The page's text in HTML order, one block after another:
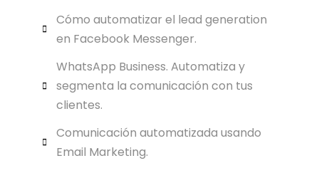
Cómo automatizar el lead generation
en Facebook Messenger.
WhatsApp Business. Automatiza y
segmenta la comunicación con tus
clientes.
Comunicación automatizada usando
Email Marketing.